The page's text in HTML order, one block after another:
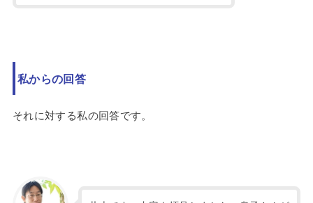
私からの回答
それに対する私の回答です。